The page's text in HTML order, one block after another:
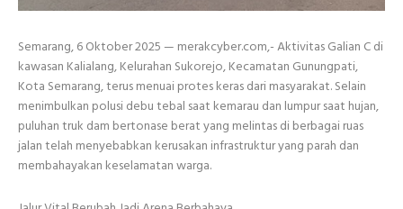
Semarang, 6 Oktober 2025 — merakcyber.com,- Aktivitas Galian C di
kawasan Kalialang, Kelurahan Sukorejo, Kecamatan Gunungpati,
Kota Semarang, terus menuai protes keras dari masyarakat. Selain
menimbulkan polusi debu tebal saat kemarau dan lumpur saat hujan,
puluhan truk dam bertonase berat yang melintas di berbagai ruas
jalan telah menyebabkan kerusakan infrastruktur yang parah dan
membahayakan keselamatan warga.